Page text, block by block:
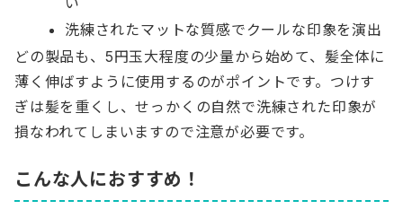
洗練されたマットな質感でクールな印象を演出
どの製品も、5円玉大程度の少量から始めて、髪全体に
薄く伸ばすように使用するのがポイントです。つけす
ぎは髪を重くし、せっかくの自然で洗練された印象が
損なわれてしまいますので注意が必要です。
こんな人におすすめ！